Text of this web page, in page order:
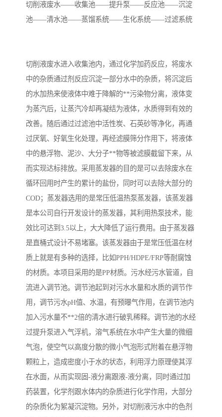
切削液废水——收集池——提升泵——反应池——沉淀
池——清水池——蒸馏系统——生化系统——过滤系统
切削液废水进入收集池内，通过化学加药反应，将废水
中的杂质通过剂反应沉淀一部分水中的杂质，将沉淀后
的水加热来使液体中难于降解的**污染物分离，液体变
为蒸汽后，让蒸汽冷却再凝结为液体，水质得到有效的
改善。随后通过过滤池中活性炭、石英砂等净化，再通
过厌氧、好氧生化处理，再经滤膜筛分作用下，将液体
中的悬浮物、泥沙、大分子**物等被滤膜截留下来，从
而实现达标排放。采用蒸发器的目的是可以去除废水在
循环回用时产生的累计的盐份，同时可以去除大部分的
COD；蒸发器选用的是常压低温热泵蒸发器，该蒸发器
是本公司自行开发设计的蒸发器，其利用热泵技术，能
效比可达到3.5以上，大大降低了运行费用。由于蒸发器
是直桶式设计不易堵塞。该蒸发器由于是常压低温在材
质上就是有多种的选择，比如PPH/HDPE/FRP等耐腐蚀
的材质。本项目采用的是PP材质。污水经污水管道，自
流进入调节池。调节池起到对污水水量和水质的调节作
用，调节污水pH值、水温，有预曝气作用，在调节池内
加入污水量不**2倍的清水进行破乳稀释。调节池的水经
过提升泵进入气浮机，溶气系统在水中产生大量的微细
气泡，使空气以高度分散的微小气泡形式附着在悬浮物
颗粒上，造成密度小于水的状态，利用浮力原理使其浮
在水面，从而实现固-液分离跟液-液分离，同时通过加
药装置，化学剂跟水体内的杂质进行化学作用，大部分
的杂质化为絮凝沉淀物。另外，对切削液污水中的色剂
金属配件洗涤污水处理设 小型一体化污水处理设备
接触式一体化污水处理设 化粪池一体化污水处理设
淀粉污水处理设备 塑料污水处理设备
净水设备反渗透 奶制品加工污水处理设备
喷漆污水处理设备 污水处理设备设备生产厂
家
屠宰场一体化污水处设备
生产厂家
餐厨垃圾污水处理设备
洗车污水处理设备 变电站污水处理设备
熟食厂污水处理设备 美容院一体化污水处理设
备
汽车污水处理设备 你猜生活污水处理设备
农村生活污水处理设备 玻璃钢污水处理设备
疗养院污水处理设备 屠宰场污水处理
生活污水处理设备 医疗污水处理设备
风景区生活一体化设备 纺织印染废水
豆制品污水